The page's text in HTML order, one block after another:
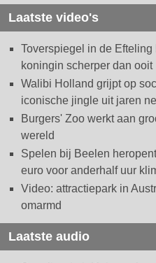
Laatste video's
Toverspiegel in de
koningin scherper dan ooit
Walibi Holland grijpt op
iconische jingle uit jaren
Burgers' Zoo werkt aan
wereld
Spelen bij Beelen
euro voor anderhalf uur
Video: attractiepark in
omarmd
Laatste audio